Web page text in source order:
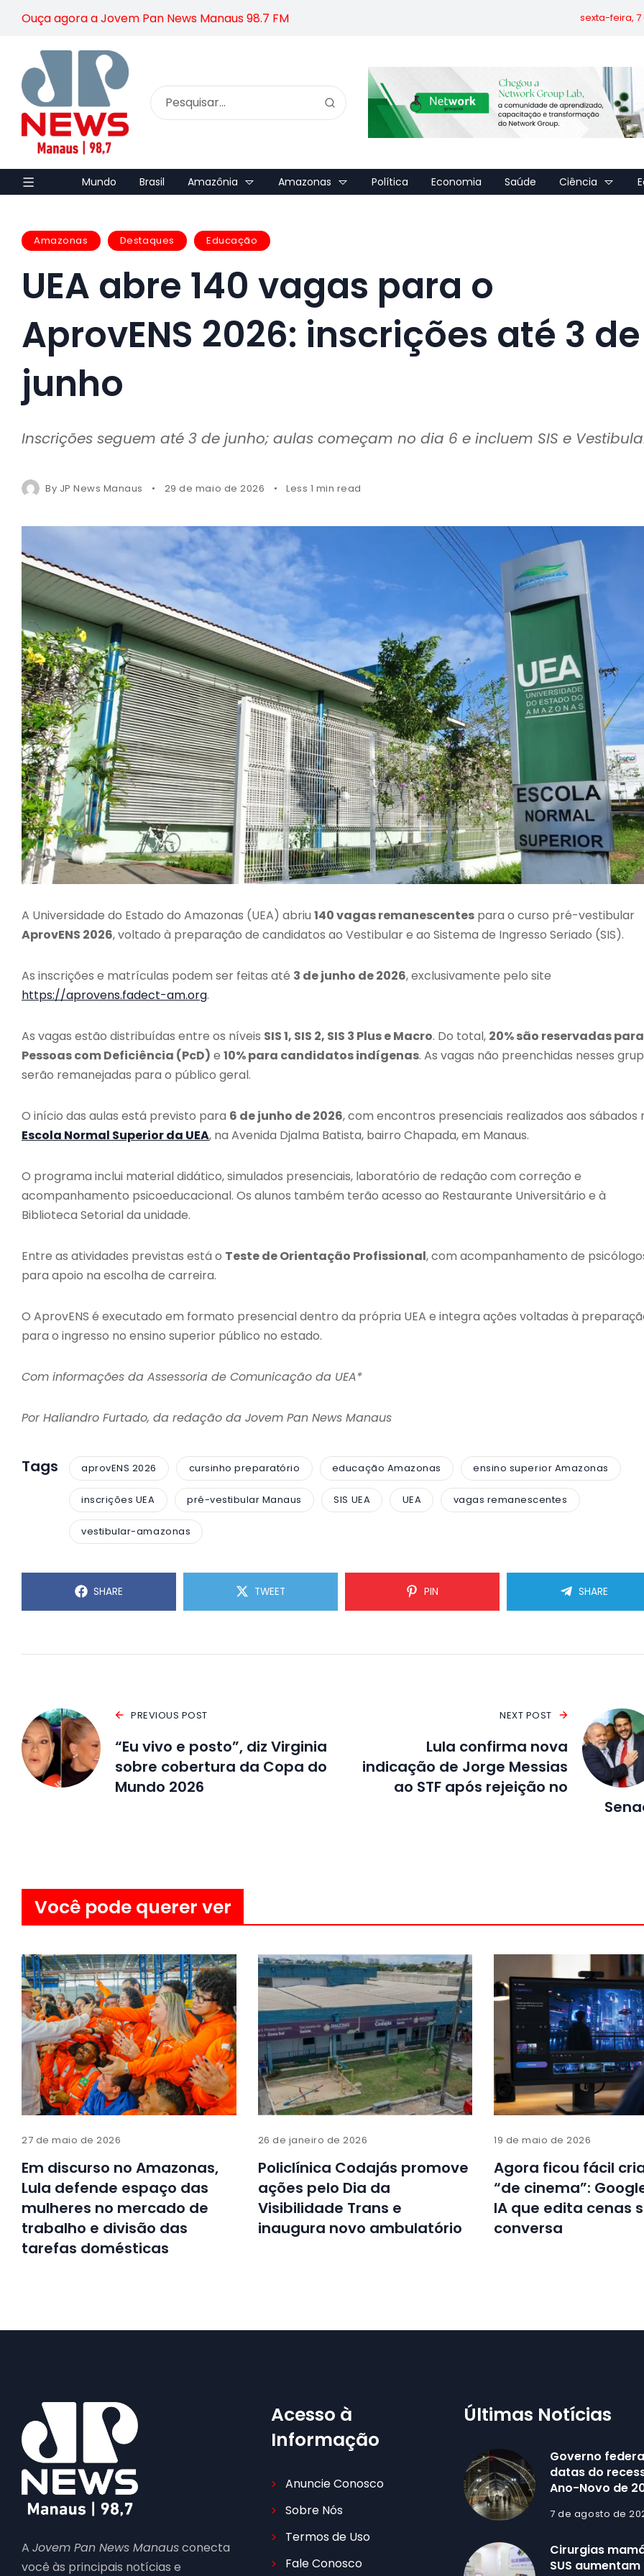
Ouça agora a Jovem Pan News Manaus 98.7 FM sexta-feira, 7
Mundo Brasil Amazônia Amazonas Política Economia Saúde Ciência
Amazonas Destaques Educação
UEA abre 140 vagas para o
AprovENS 2026: inscrições até 3 de
junho
Inscrições seguem até 3 de junho; aulas começam no dia 6 e incluem SIS e
By JP News Manaus 29 de maio de 2026 Less 1 min read
A Universidade do Estado do Amazonas (UEA) abriu 140 vagas remanescentes para o curso pré-vestibular
AprovENS 2026, voltado à preparação de candidatos ao Vestibular e ao Sistema de Ingresso Seriado (SIS).
As inscrições e matrículas podem ser feitas até 3 de junho de 2026, exclusivamente pelo site
https://aprovens.fadect-am.org.
As vagas estão distribuídas entre os níveis SIS 1, SIS 2, SIS 3 Plus e Macro. Do total, 20% são reservadas para
Pessoas com Deficiência (PcD) e 10% para candidatos indígenas. As vagas não preenchidas nesses
serão remanejadas para o público geral.
O início das aulas está previsto para 6 de junho de 2026, com encontros presenciais realizados aos sábados
Escola Normal Superior da UEA, na Avenida Djalma Batista, bairro Chapada, em Manaus.
O programa inclui material didático, simulados presenciais, laboratório de redação com correção e
acompanhamento psicoeducacional. Os alunos também terão acesso ao Restaurante Universitário e à
Biblioteca Setorial da unidade.
Entre as atividades previstas está o Teste de Orientação Profissional, com acompanhamento de
para apoio na escolha de carreira.
O AprovENS é executado em formato presencial dentro da própria UEA e integra ações voltadas à
para o ingresso no ensino superior público no estado.
Com informações da Assessoria de Comunicação da UEA*
Por Haliandro Furtado, da redação da Jovem Pan News Manaus
Tags aprovENS 2026 cursinho preparatório educação Amazonas ensino superior Amazonas
inscrições UEA pré-vestibular Manaus SIS UEA UEA vagas remanescentes
vestibular-amazonas
SHARE TWEET PIN SHARE
PREVIOUS POST
“Eu vivo e posto”, diz Virginia
sobre cobertura da Copa do
Mundo 2026
NEXT POST
Lula confirma nova
indicação de Jorge Messias
ao STF após rejeição no
Você pode querer ver
27 de maio de 2026
Em discurso no Amazonas,
Lula defende espaço das
mulheres no mercado de
trabalho e divisão das
tarefas domésticas
26 de janeiro de 2026
Policlínica Codajás promove
ações pelo Dia da
Visibilidade Trans e
inaugura novo ambulatório
19 de maio de 2026
Agora ficou fácil
“de cinema”:
IA que edita cenas
conversa
A Jovem Pan News Manausconecta
você às principais notícias e
Acesso à
Informação
Anuncie Conosco
Sobre Nós
Termos de Uso
Fale Conosco
Últimas Notícias
Governo
datas do
Ano-Novo de
7 de agosto de
Cirurgias
SUS